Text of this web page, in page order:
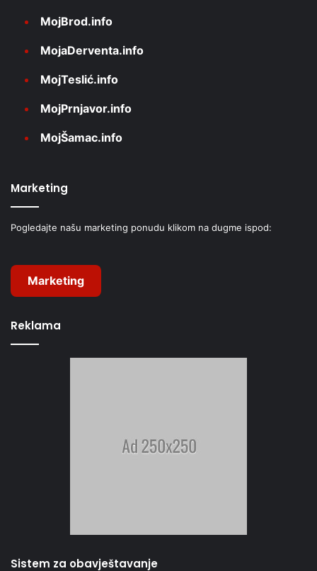
MojBrod.info
MojaDerventa.info
MojTeslić.info
MojPrnjavor.info
MojŠamac.info
Marketing
Pogledajte našu marketing ponudu klikom na dugme ispod:
Marketing
Reklama
Sistem za obavještavanje